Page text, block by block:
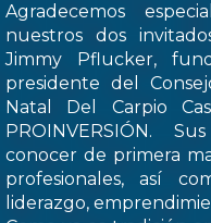
Agradecemos
nuestros dos
Jimmy Pflucker,
presidente del
Natal Del Carpio
PROINVERSIÓN.
conocer de primera
profesionales, así
liderazgo,